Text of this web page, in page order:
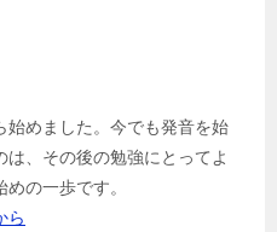
始めました。今でも発音を始
、その後の勉強にとってよ
の一歩です。
ら